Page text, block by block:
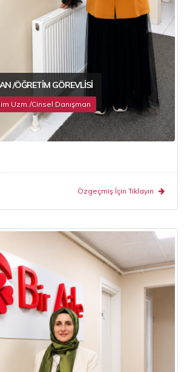
/ÖĞRETIM GÖREVLISI
Uzm./Cinsel Danışman
Özgeçmiş İçin Tıklayın